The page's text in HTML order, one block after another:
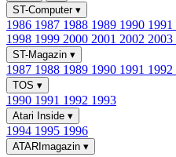
ST-Computer ▾
1986 1987 1988 1989 1990 1991
1998 1999 2000 2001 2002 2003
ST-Magazin ▾
1987 1988 1989 1990 1991 1992
TOS ▾
1990 1991 1992 1993
Atari Inside ▾
1994 1995 1996
ATARImagazin ▾